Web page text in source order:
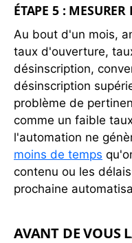
ÉTAPE 5 : MESURER
Au bout d'un mois,
taux d'ouverture,
désinscription,
désinscription
problème de
comme un faible
l'automation ne
moins de temps
contenu ou les
prochaine
AVANT DE VOUS